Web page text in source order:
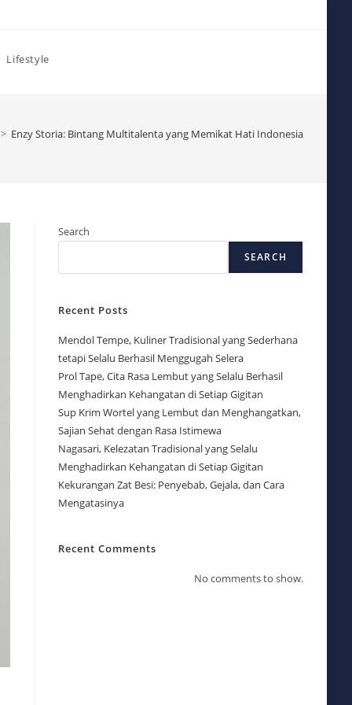
Lifestyle
> Enzy Storia: Bintang Multitalenta yang Memikat Hati Indonesia
Search
SEARCH
Recent Posts
Mendol Tempe, Kuliner Tradisional yang Sederhana
tetapi Selalu Berhasil Menggugah Selera
Prol Tape, Cita Rasa Lembut yang Selalu Berhasil
Menghadirkan Kehangatan di Setiap Gigitan
Sup Krim Wortel yang Lembut dan Menghangatkan,
Sajian Sehat dengan Rasa Istimewa
Nagasari, Kelezatan Tradisional yang Selalu
Menghadirkan Kehangatan di Setiap Gigitan
Kekurangan Zat Besi: Penyebab, Gejala, dan Cara
Mengatasinya
Recent Comments
No comments to show.